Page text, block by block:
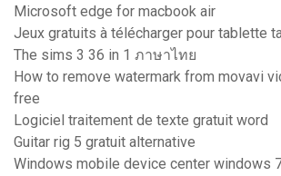
Microsoft edge for macbook air
Jeux gratuits à télécharger pour tablette
The sims 3 36 in 1 ภาษาไทย
How to remove watermark from movavi
free
Logiciel traitement de texte gratuit word
Guitar rig 5 gratuit alternative
Windows mobile device center windows